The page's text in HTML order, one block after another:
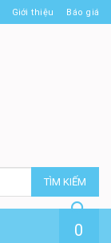
Giới thiệu Báo giá
TÌM KIẾM
0